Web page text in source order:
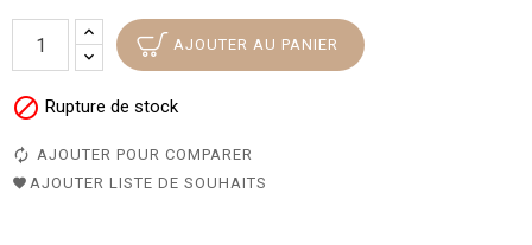
AJOUTER AU PANIER
 Rupture de stock
AJOUTER POUR COMPARER
AJOUTER LISTE DE SOUHAITS